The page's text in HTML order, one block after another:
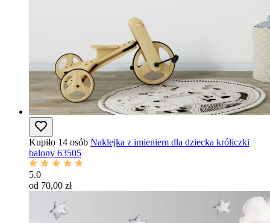
Kupiło 14 osób Naklejka z imieniem dla dziecka króliczki
balony 63505
5.0
od 70,00 zł